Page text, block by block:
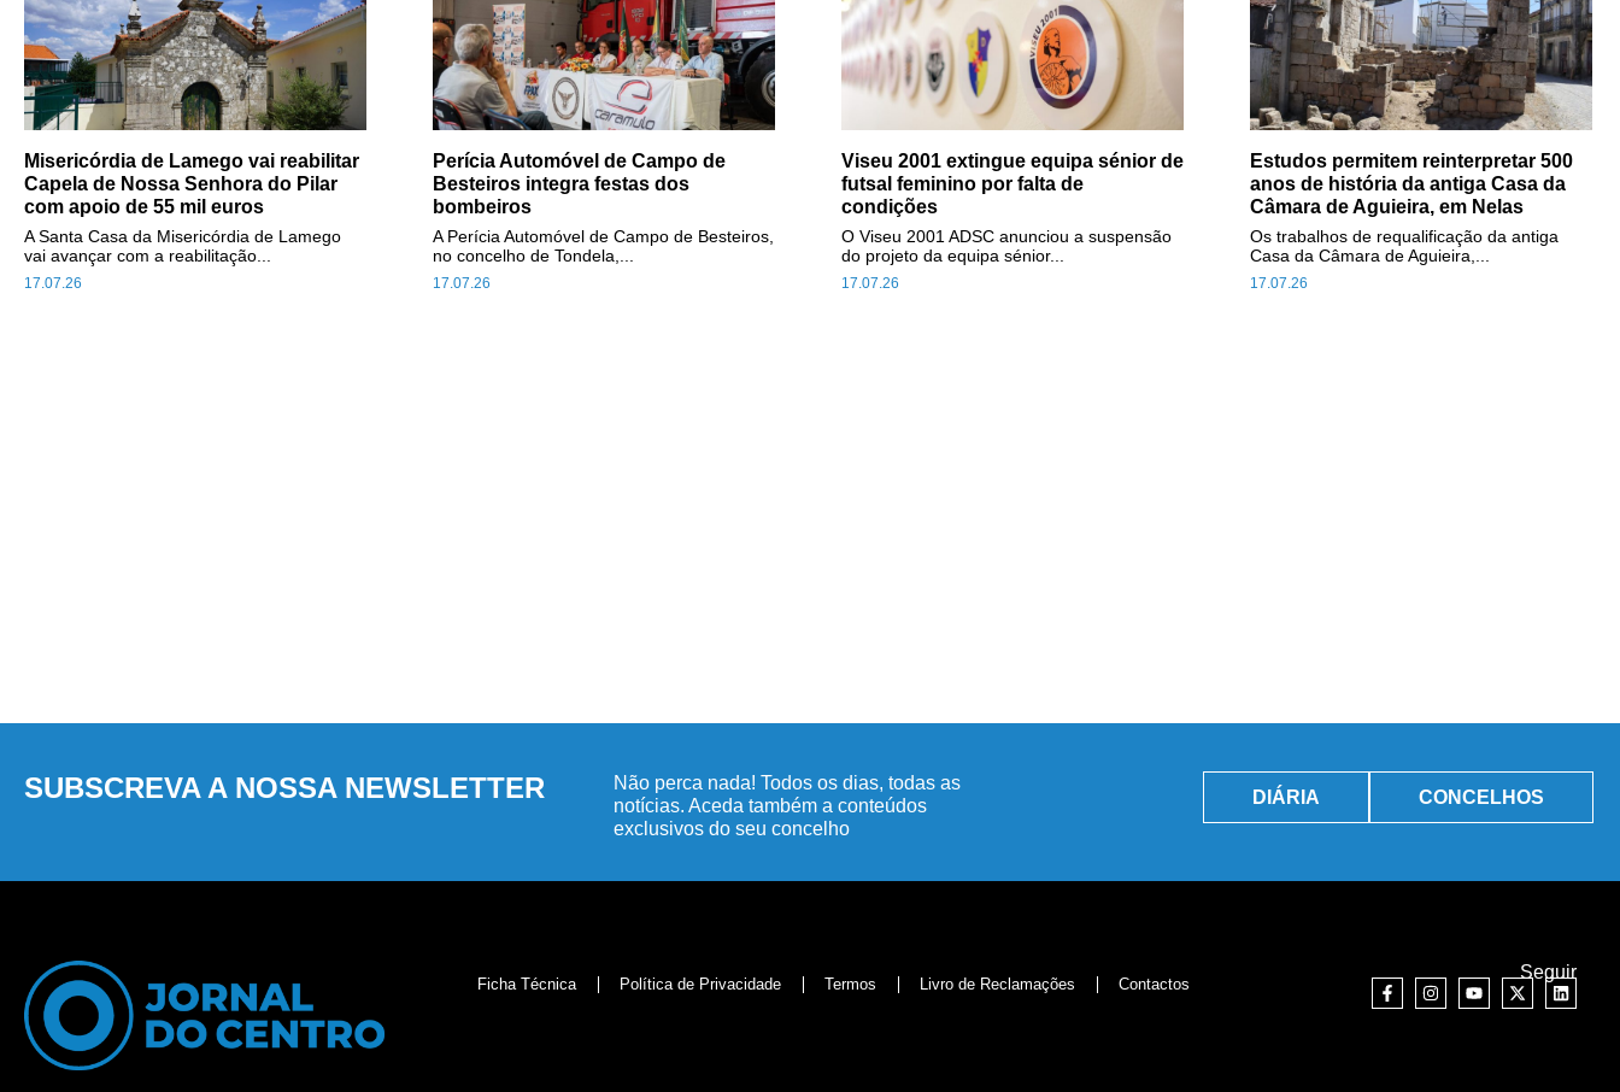
Misericórdia de Lamego vai reabilitar
Capela de Nossa Senhora do Pilar
com apoio de 55 mil euros
17.07.26
A Santa Casa da Misericórdia de Lamego
vai avançar com a reabilitação...
Perícia Automóvel de Campo de
Besteiros integra festas dos
bombeiros
17.07.26
A Perícia Automóvel de Campo de Besteiros,
no concelho de Tondela,...
Viseu 2001 extingue equipa sénior de
futsal feminino por falta de
condições
17.07.26
O Viseu 2001 ADSC anunciou a suspensão
do projeto da equipa sénior...
Estudos permitem reinterpretar 500
anos de história da antiga Casa da
Câmara de Aguieira, em Nelas
17.07.26
Os trabalhos de requalificação da antiga
Casa da Câmara de Aguieira,...
SUBSCREVA A NOSSA NEWSLETTER
Não perca nada! Todos os dias, todas as
notícias. Aceda também a conteúdos
exclusivos do seu concelho
DIÁRIA CONCELHOS
Ficha Técnica Política de Privacidade Termos Livro de Reclamações Contactos
Seguir